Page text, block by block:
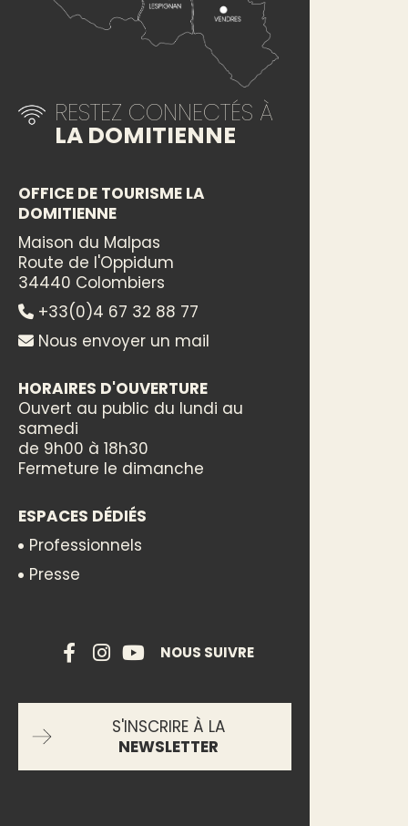
RESTEZ CONNECTÉS À
LA DOMITIENNE
OFFICE DE TOURISME LA
DOMITIENNE
Maison du Malpas
Route de l'Oppidum
34440 Colombiers
+33(0)4 67 32 88 77
Nous envoyer un mail
HORAIRES D'OUVERTURE
Ouvert au public du lundi au
samedi
de 9h00 à 18h30
Fermeture le dimanche
ESPACES DÉDIÉS
Professionnels
Presse
NOUS SUIVRE
S'INSCRIRE À LA
NEWSLETTER